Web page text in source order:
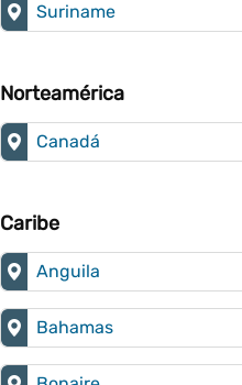
Suriname
Norteamérica
Canadá
Caribe
Anguila
Bahamas